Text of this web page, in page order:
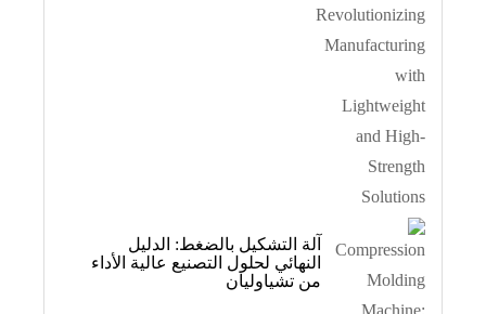
آلة التشكيل بالضغط: الدليل
النهائي لحلول التصنيع عالية الأداء
من تشياوليان